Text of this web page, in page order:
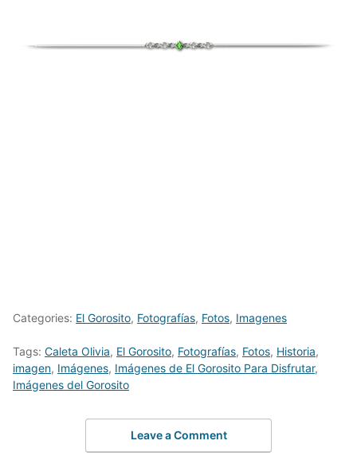
Categories: El Gorosito, Fotografías, Fotos, Imagenes
Tags: Caleta Olivia, El Gorosito, Fotografías, Fotos, Historia,
imagen, Imágenes, Imágenes de El Gorosito Para Disfrutar,
Imágenes del Gorosito
Leave a Comment